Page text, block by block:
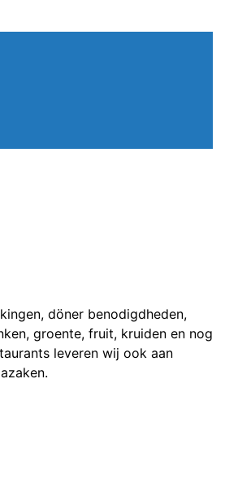
döner benodigdheden,
groente, fruit, kruiden en nog
leveren wij ook aan